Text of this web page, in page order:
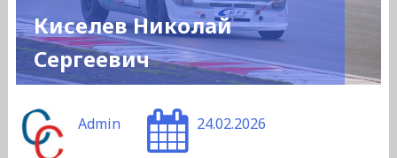
Киселев Николай
Сергеевич
Admin 24.02.2026